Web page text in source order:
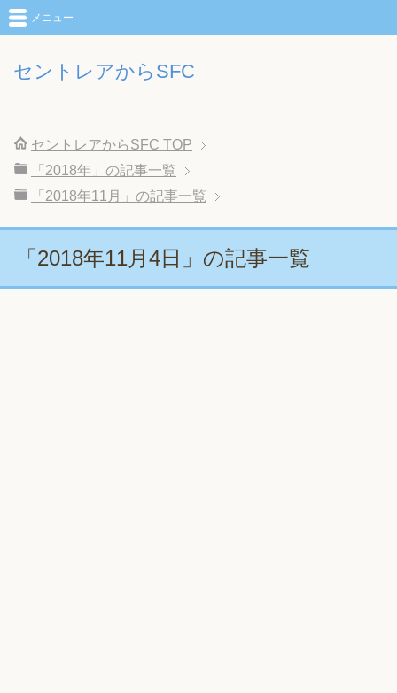
セントレアからSFC
メニュー
セントレアからSFC TOP
「2018年」の記事一覧
「2018年11月」の記事一覧
「2018年11月4日」の記事一覧